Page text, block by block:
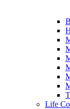
Life